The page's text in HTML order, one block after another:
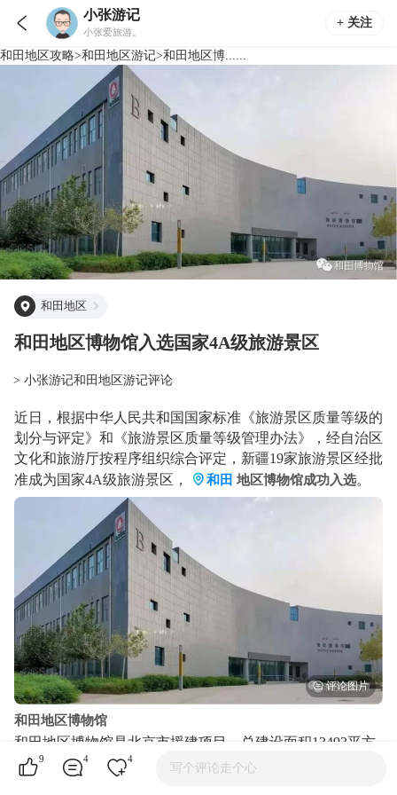
 小张游记
小张爱旅游。
+ 关注
和田地区攻略>和田地区游记>和田地区博......
和田地区
和田地区博物馆入选国家4A级旅游景区
> 小张游记和田地区游记评论
近日，根据中华人民共和国国家标准《旅游景区质量等级的
划分与评定》和《旅游景区质量等级管理办法》，经自治区
文化和旅游厅按程序组织综合评定，新疆19家旅游景区经批
准成为国家4A级旅游景区，
和田 地区博物馆成功入选。
和田地区博物馆
和田地区博物馆是北京市援建项目，总建设面积13493平方
米，其中展厅面积6160平方米，分为《五星出东方利中国》
9 4 4
写个评论走个心